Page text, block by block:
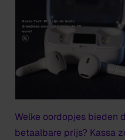
Welke oordopjes bieden
betaalbare prijs? Kassa